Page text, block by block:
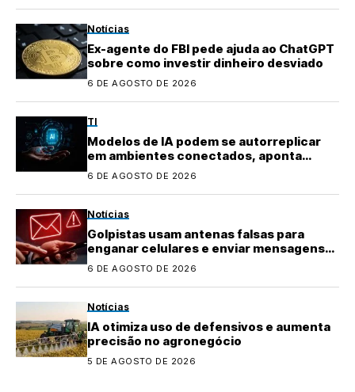
Notícias
Ex-agente do FBI pede ajuda ao ChatGPT
sobre como investir dinheiro desviado
6 DE AGOSTO DE 2026
TI
Modelos de IA podem se autorreplicar
em ambientes conectados, aponta
pesquisa
6 DE AGOSTO DE 2026
Notícias
Golpistas usam antenas falsas para
enganar celulares e enviar mensagens
fraudulentas
6 DE AGOSTO DE 2026
Notícias
IA otimiza uso de defensivos e aumenta
precisão no agronegócio
5 DE AGOSTO DE 2026